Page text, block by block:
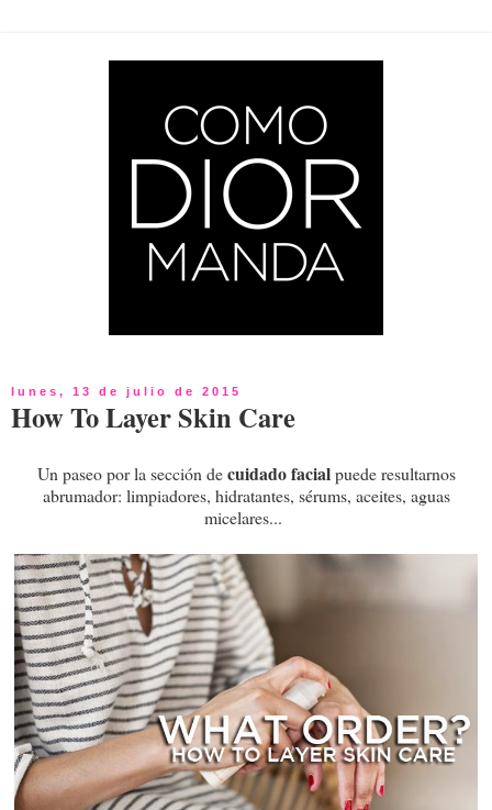
lunes, 13 de julio de 2015
How To Layer Skin Care
Un paseo por la sección decuidado facialpuede resultarnos
abrumador: limpiadores, hidratantes, sérums, aceites, aguas
micelares...